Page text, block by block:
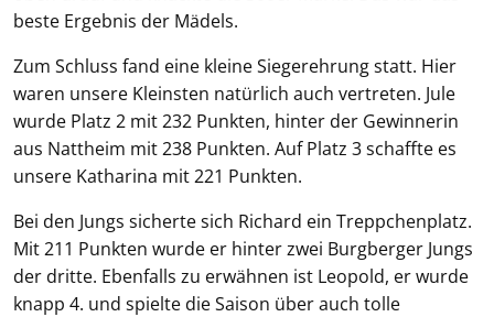
beste Ergebnis der Mädels.
Zum Schluss fand eine kleine Siegerehrung statt. Hier
waren unsere Kleinsten natürlich auch vertreten. Jule
wurde Platz 2 mit 232 Punkten, hinter der Gewinnerin
aus Nattheim mit 238 Punkten. Auf Platz 3 schaffte es
unsere Katharina mit 221 Punkten.
Bei den Jungs sicherte sich Richard ein Treppchenplatz.
Mit 211 Punkten wurde er hinter zwei Burgberger Jungs
der dritte. Ebenfalls zu erwähnen ist Leopold, er wurde
knapp 4. und spielte die Saison über auch tolle